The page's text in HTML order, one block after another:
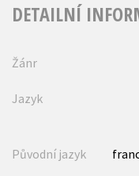
DETAILNÍ
Žánr
Jazyk
Původní jazyk